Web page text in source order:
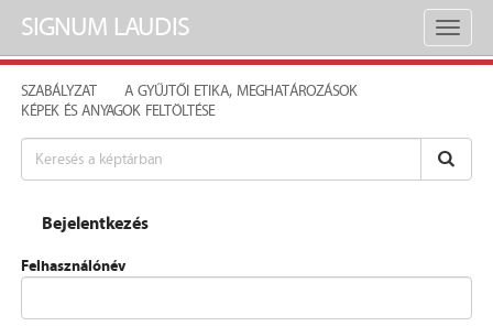
Toggle
SIGNUM LAUDIS
SZABÁLYZAT
A GYŰJTŐI ETIKA, MEGHATÁROZÁSOK
KÉPEK ÉS ANYAGOK FELTÖLTÉSE
Bejelentkezés
Felhasználónév